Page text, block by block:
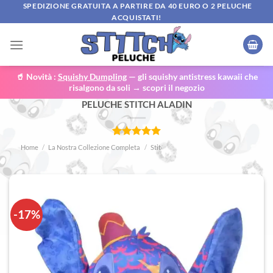
ai
SPEDIZIONE GRATUITA A PARTIRE DA 40 EURO O 2 PELUCHE
ACQUISTATI!
🥤 Novità : Squishy Dumpling— gli squishy antistress kawaii che
risalgono da soli → scopri il negozio
PELUCHE STITCH ALADIN
Valutato
2
recensioni
Home / La Nostra Collezione Completa / Stitch travestito
-17%